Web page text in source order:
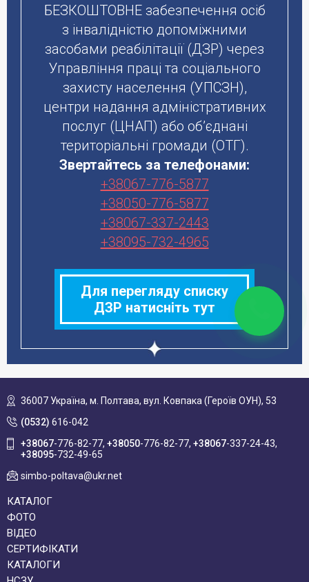
БЕЗКОШТОВНЕ забезпечення осіб
з інвалідністю допоміжними
засобами реабілітації (ДЗР) через
Управління праці та соціального
захисту населення (УПСЗН),
центри надання адміністративних
послуг (ЦНАП) або об’єднані
територіальні громади (ОТГ).
Звертайтесь за телефонами:
+38067-776-5877
+38050-776-5877
+38067-337-2443
+38095-732-4965
Для перегляду списку
ДЗР натисніть тут
36007 Україна, м. Полтава, вул. Ковпака (Героїв ОУН), 53
(0532) 616-042
+38067-776-82-77 +38050-776-82-77 +38067-337-24-43
+38095-732-49-65
simbo-poltava@ukr.net
КАТАЛОГ
ФОТО
ВІДЕО
СЕРТИФІКАТИ
КАТАЛОГИ